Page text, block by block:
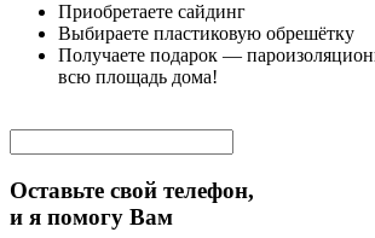
Приобретаете сайдинг
Выбираете пластиковую обрешётку
Получаете подарок —
всю площадь дома!
Оставьте свой телефон,
и я помогу Вам